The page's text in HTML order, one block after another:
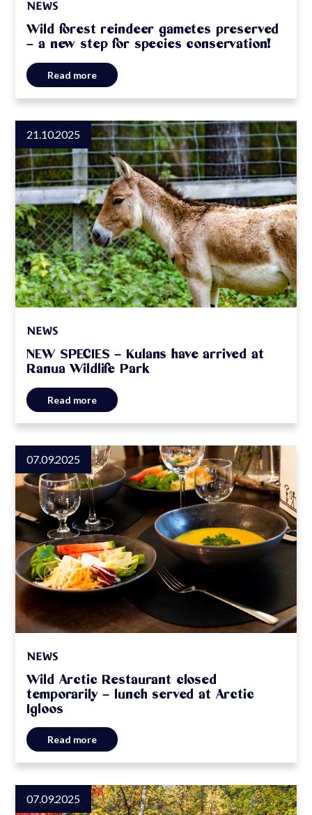
NEWS
Wild forest reindeer gametes preserved
– a new step for species conservation!
Read more
21.10.2025
NEWS
NEW SPECIES – Kulans have arrived at
Ranua Wildlife Park
Read more
07.09.2025
NEWS
Wild Arctic Restaurant closed
temporarily – lunch served at Arctic
Igloos
Read more
07.09.2025